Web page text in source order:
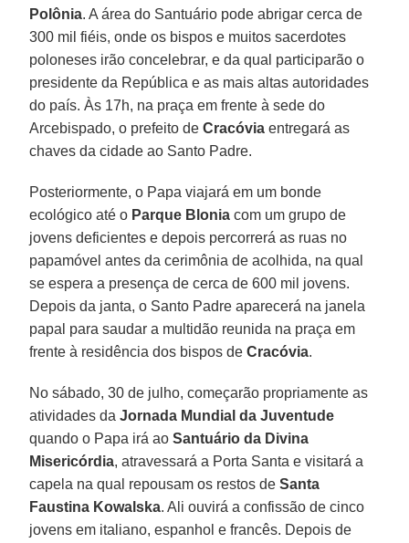
Polônia. A área do Santuário pode abrigar cerca de
300 mil fiéis, onde os bispos e muitos sacerdotes
poloneses irão concelebrar, e da qual participarão o
presidente da República e as mais altas autoridades
do país. Às 17h, na praça em frente à sede do
Arcebispado, o prefeito deCracóvia entregará as
chaves da cidade ao Santo Padre.
Posteriormente, o Papa viajará em um bonde
ecológico até o Parque Blonia com um grupo de
jovens deficientes e depois percorrerá as ruas no
papamóvel antes da cerimônia de acolhida, na qual
se espera a presença de cerca de 600 mil jovens.
Depois da janta, o Santo Padre aparecerá na janela
papal para saudar a multidão reunida na praça em
frente à residência dos bispos deCracóvia.
No sábado, 30 de julho, começarão propriamente as
atividades daJornada Mundial da Juventude
quando o Papa irá aoSantuário da Divina
Misericórdia, atravessará a Porta Santa e visitará a
capela na qual repousam os restos deSanta
Faustina Kowalska. Ali ouvirá a confissão de cinco
jovens em italiano, espanhol e francês. Depois de